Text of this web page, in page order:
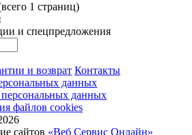
1 страниц)
и спецпредложения
и возврат Контакты
данных
персональных данных
файлов cookies
сайтов «Веб Сервис Онлайн»